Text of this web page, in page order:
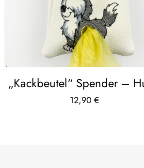
„Kackbeutel“ Spender –
12,90€